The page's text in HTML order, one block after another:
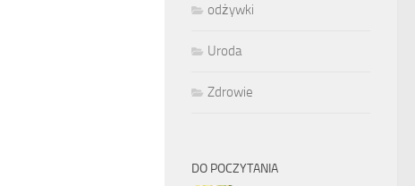
odżywki
Uroda
Zdrowie
DO POCZYTANIA